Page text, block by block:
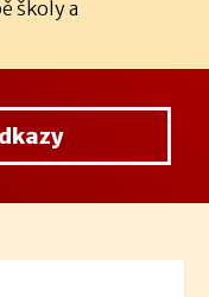
školy a